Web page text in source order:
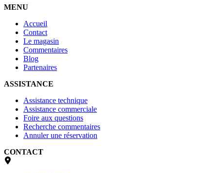
MENU
Accueil
Contact
Le magasin
Commentaires
Blog
Partenaires
ASSISTANCE
Assistance technique
Assistance commerciale
Foire aux questions
Recherche commentaires
Annuler une réservation
CONTACT